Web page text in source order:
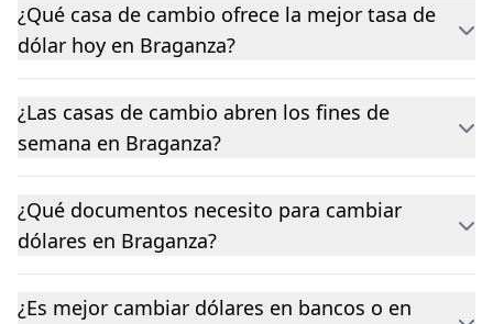
¿Qué casa de cambio ofrece la mejor tasa de
dólar hoy en Braganza?
¿Las casas de cambio abren los fines de
semana en Braganza?
¿Qué documentos necesito para cambiar
dólares en Braganza?
¿Es mejor cambiar dólares en bancos o en